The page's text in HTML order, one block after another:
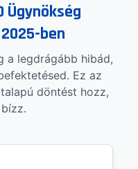
Ügynökség
ben
a legdrágább hibád,
Ez az
döntést hozz,